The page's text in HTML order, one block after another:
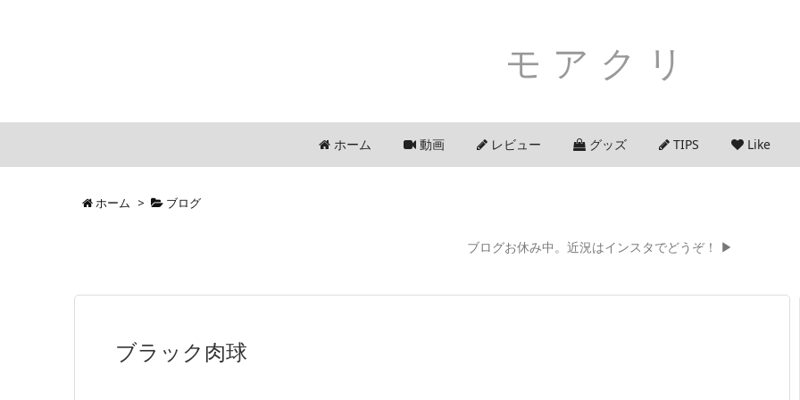
モアクリ
ホーム 動画 レビュー グッズ TIPS Like
ホーム > ブログ
ブログお休み中。近況はインスタでどうぞ！ ▶
ブラック肉球